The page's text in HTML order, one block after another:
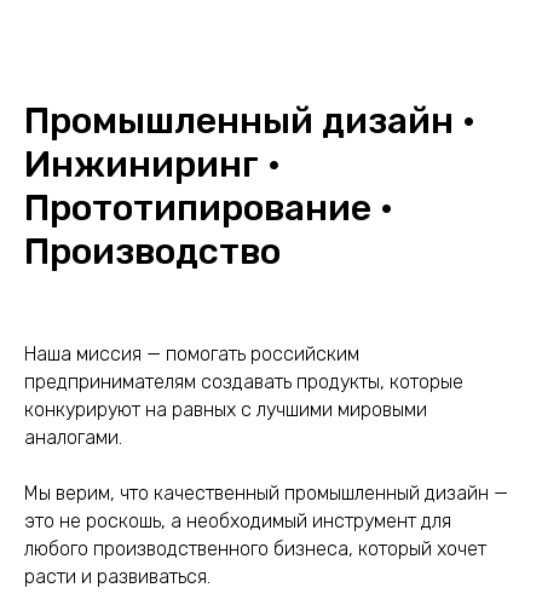
Промышленный дизайн •
Инжиниринг •
Прототипирование •
Производство
Наша миссия — помогать российским
предпринимателям создавать продукты, которые
конкурируют на равных с лучшими мировыми
аналогами.
Мы верим, что качественный промышленный дизайн —
это не роскошь, а необходимый инструмент для
любого производственного бизнеса, который хочет
расти и развиваться.